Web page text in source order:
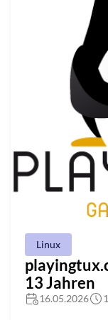
Linux
13 Jahren
16.05.2026